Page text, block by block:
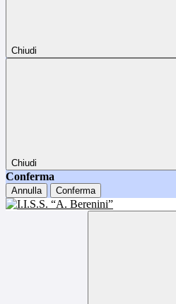
Chiudi
Chiudi
Conferma
Annulla Conferma